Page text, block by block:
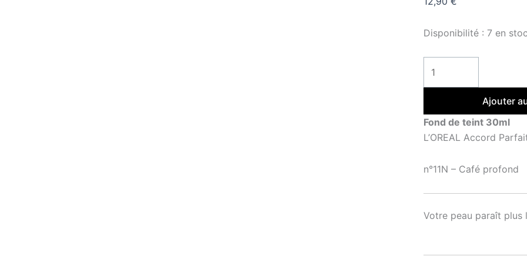
Disponibilité : 7 en
Ajouter
Fond de teint 30ml
L’OREAL Accord
n°11N – Café profond
Votre peau paraît plus